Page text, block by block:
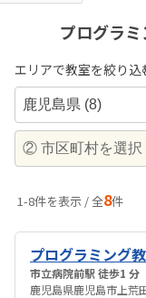
プログラ
エリアで教室を絞り込
1-8件を表示 / 全8件
プログラミング
市立病院前駅 徒歩1 分
鹿児島県鹿児島市上荒